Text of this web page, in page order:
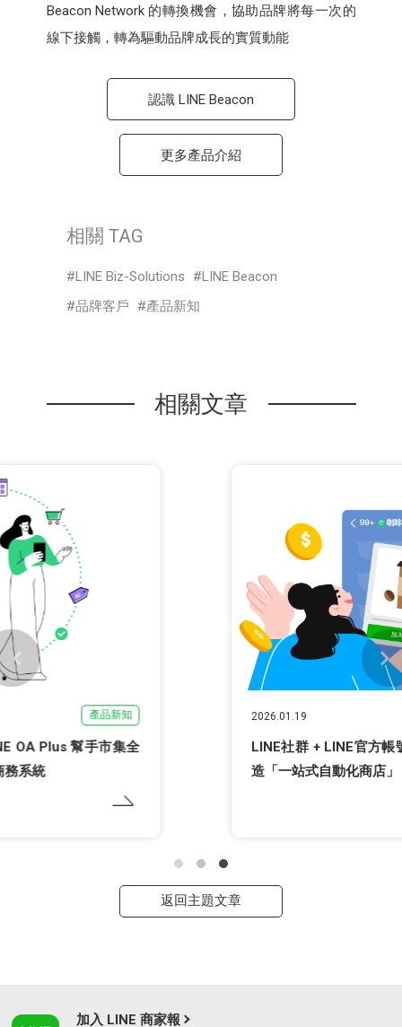
Beacon Network 的轉換機會，協助品牌將每一次的
線下接觸，轉為驅動品牌成長的實質動能
認識 LINE Beacon
更多產品介紹
相關 TAG
LINE Biz-Solutions
LINE Beacon
品牌客戶
產品新知
相關文章
2026.01.19 產品新知
LINE社群 + LINE官方帳號開店幫手整合綁定，打
返回主題文章
加入 LINE 商家報